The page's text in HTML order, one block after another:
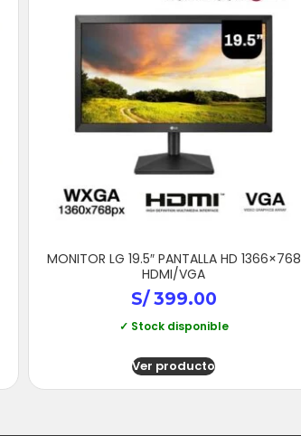
MONITOR LG 19.5″ PANTALLA HD 1366×768
HDMI/VGA
S/399.00
✓ Stock disponible
Ver producto